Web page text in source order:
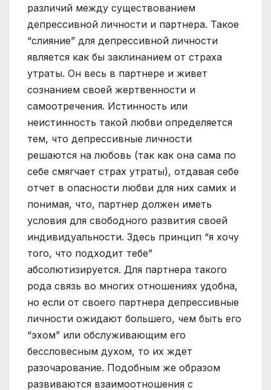
различий между существованием
депрессивной личности и партнера. Такое
“слияние” для депрессивной личности
является как бы заклинанием от страха
утраты. Он весь в партнере и живет
сознанием своей жертвенности и
самоотречения. Истинность или
неистинность такой любви определяется
тем, что депрессивные личности
решаются на любовь (так как она сама по
себе смягчает страх утраты), отдавая себе
отчет в опасности любви для них самих и
понимая, что, партнер должен иметь
условия для свободного развития своей
индивидуальности. Здесь принцип “я хочу
того, что подходит тебе”
абсолютизируется. Для партнера такого
рода связь во многих отношениях удобна,
но если от своего партнера депрессивные
личности ожидают большего, чем быть его
“эхом” или обслуживающим его
бессловесным духом, то их ждет
разочарование. Подобным же образом
развиваются взаимоотношения с